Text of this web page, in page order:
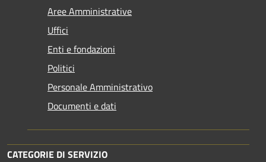
Aree Amministrative
Uffici
Enti e fondazioni
Politici
Personale Amministrativo
Documenti e dati
CATEGORIE DI SERVIZIO